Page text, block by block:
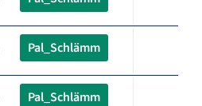
Pal_Schlämm
Pal_Schlämm